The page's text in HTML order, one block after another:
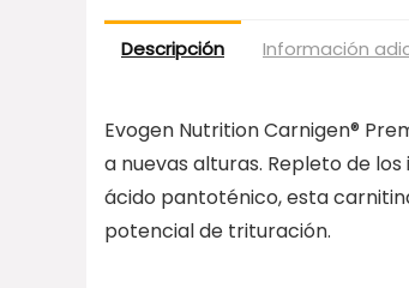
Descripción Información
Evogen Nutrition Carnigen®
a nuevas alturas. Repleto de
ácido pantoténico, esta
potencial de trituración.